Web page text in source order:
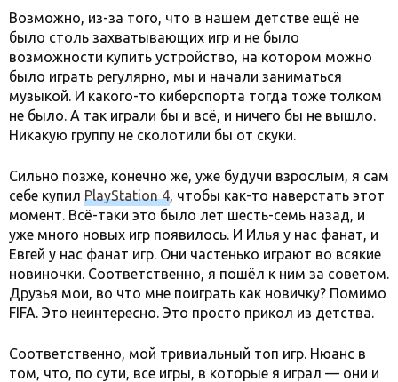
Возможно, из-за того, что в нашем детстве ещё не
было столь захватывающих игр и не было
возможности купить устройство, на котором можно
было играть регулярно, мы и начали заниматься
музыкой. И какого-то киберспорта тогда тоже толком
не было. А так играли бы и всё, и ничего бы не вышло.
Никакую группу не сколотили бы от скуки.
Сильно позже, конечно же, уже будучи взрослым, я сам
себе купил PlayStation 4, чтобы как-то наверстать этот
момент. Всё-таки это было лет шесть-семь назад, и
уже много новых игр появилось. И Илья у нас фанат, и
Евгей у нас фанат игр. Они частенько играют во всякие
новиночки. Соответственно, я пошёл к ним за советом.
Друзья мои, во что мне поиграть как новичку? Помимо
FIFA. Это неинтересно. Это просто прикол из детства.
Соответственно, мой тривиальный топ игр. Нюанс в
том, что, по сути, все игры, в которые я играл — они и